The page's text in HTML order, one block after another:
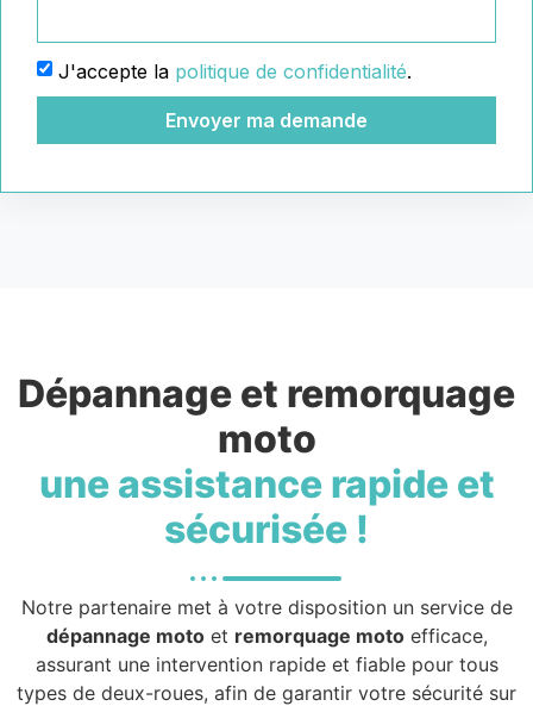
J'accepte la politique de confidentialité.
Envoyer ma demande
Dépannage et remorquage
moto
une assistance rapide et
sécurisée !
Notre partenaire met à votre disposition un service de
dépannage motoet remorquage motoefficace,
assurant une intervention rapide et fiable pour tous
types de deux-roues, afin de garantir votre sécurité sur